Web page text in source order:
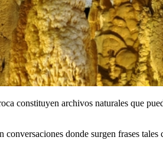
constituyen archivos naturales que
donde surgen frases